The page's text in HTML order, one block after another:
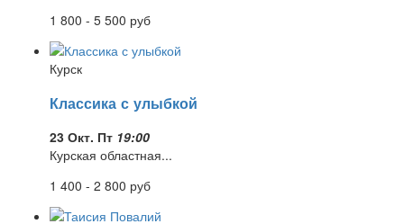
1 800 - 5 500 руб
Курск
Классика с улыбкой
23 Окт. Пт 19:00
Курская областная...
1 400 - 2 800 руб